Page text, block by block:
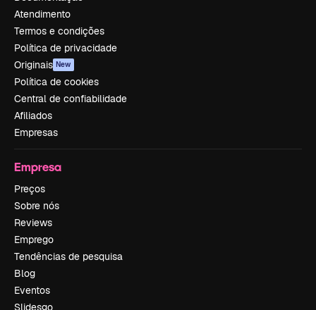
Atendimento
Termos e condições
Política de privacidade
Originais New
Política de cookies
Central de confiabilidade
Afiliados
Empresas
Empresa
Preços
Sobre nós
Reviews
Emprego
Tendências de pesquisa
Blog
Eventos
Slidesgo